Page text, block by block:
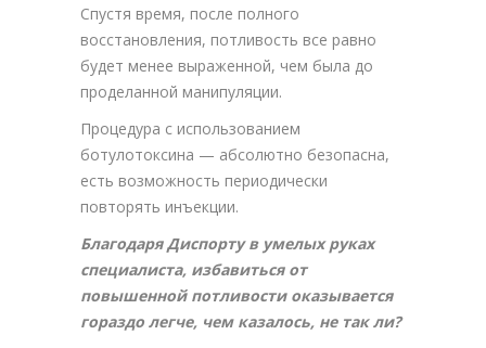
Спустя время, после полного
восстановления, потливость все равно
будет менее выраженной, чем была до
проделанной манипуляции.
Процедура с использованием
ботулотоксина — абсолютно безопасна,
есть возможность периодически
повторять инъекции.
Благодаря Диспорту в умелых руках
специалиста, избавиться от
повышенной потливости оказывается
гораздо легче, чем казалось, не так ли?